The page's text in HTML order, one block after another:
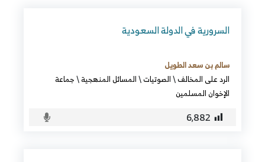
السرورية في الدولة السعودية
سالم بن سعد الطويل
الرد على المخالف\الصوتيات\المسائل المنهجية\جماعة
الإخوان المسلمين
6٬882